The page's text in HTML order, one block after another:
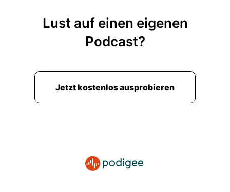
Lust auf einen eigenen
Podcast?
Jetzt kostenlos ausprobieren